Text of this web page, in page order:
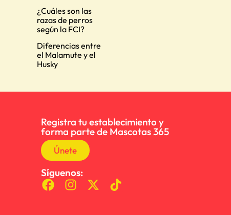
¿Cuáles son las
razas de perros
según la FCI?
Diferencias entre
el Malamute y el
Husky
Registra tu establecimiento y
forma parte de Mascotas 365
Únete
Síguenos: